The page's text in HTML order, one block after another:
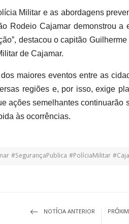
Militar e as abordagens
Rodeio Cajamar demonstrou
destacou o capitão
de Cajamar.
maiores eventos entre as
regiões e, por isso, exige
ações semelhantes
às ocorrências.
#SegurançaPublica #PolíciaMilitar
NOTÍCIA ANTERIOR